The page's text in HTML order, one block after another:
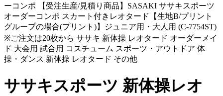
ーコンポ 【受注生産/見積り商品】SASAKI ササキスポーツ
オーダーコンポ スカート付きレオタード【生地B/プリント
グループの場合(プリント)】ジュニア用・大人用 (C-7754ST)
※ご注文は20枚から ササキ 新体操 レオタード オーダーメイ
ド 大会用 試合用 コスチューム スポーツ・アウトドア 体
操・ダンス 新体操 レオタード その他
ササキスポーツ 新体操レオ